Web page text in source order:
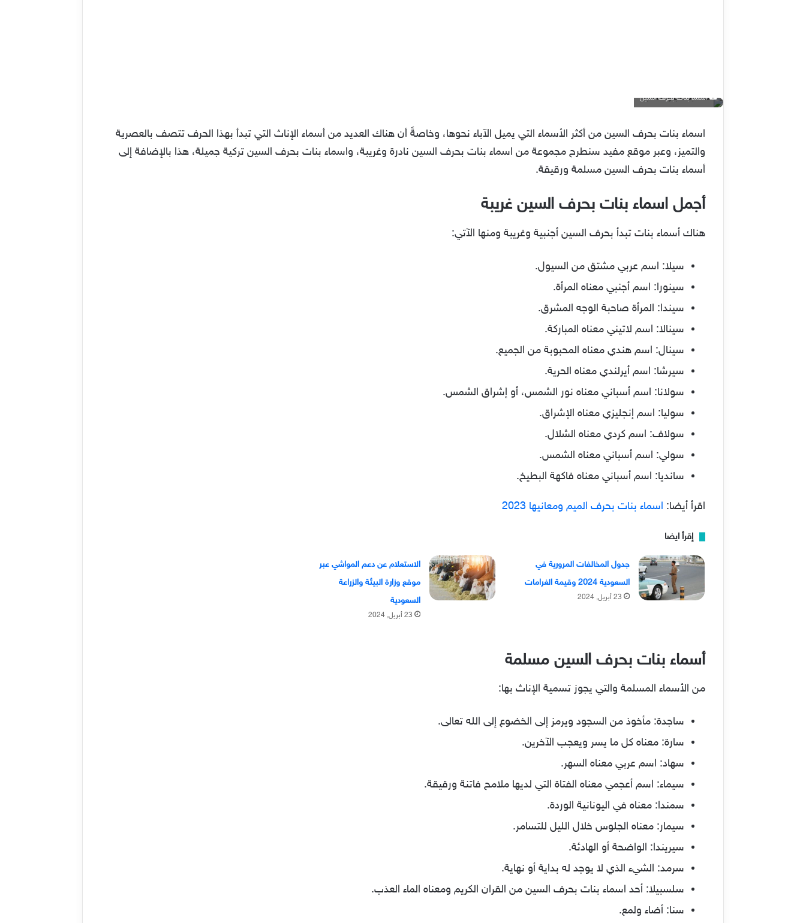
اسماء بنات بحرف السين
اسماء بنات بحرف السين من أكثر الأسماء التي يميل الآباء نحوها، وخاصةً أن هناك العديد من أسماء الإناث التي تبدأ بهذا الحرف تتصف بالعصرية
والتميز، وعبر موقع مفيد سنطرح مجموعة من اسماء بنات بحرف السين نادرة وغريبة، واسماء بنات بحرف السين تركية جميلة، هذا بالإضافة إلى
أسماء بنات بحرف السين مسلمة ورقيقة.
أجمل اسماء بنات بحرف السين غريبة
هناك أسماء بنات تبدأ بحرف السين أجنبية وغريبة ومنها الآتي:
سيلا: اسم عربي مشتق من السيول.
سينورا: اسم أجنبي معناه المرأة.
سيندا: المرأة صاحبة الوجه المشرق.
سينالا: اسم لاتيني معناه المباركة.
سينال: اسم هندي معناه المحبوبة من الجميع.
سيرشا: اسم أيرلندي معناه الحرية.
سولانا: اسم أسباني معناه نور الشمس، أو إشراق الشمس.
سوليا: اسم إنجليزي معناه الإشراق.
سولاف: اسم كردي معناه الشلال.
سولي: اسم أسباني معناه الشمس.
سانديا: اسم أسباني معناه فاكهة البطيخ.
اقرأ أيضا: اسماء بنات بحرف الميم ومعانيها 2023
إقرأ ايضا
جدول المخالفات المرورية في
السعودية 2024 وقيمة الغرامات
23 أبريل, 2024
الاستعلام عن دعم المواشي عبر
موقع وزارة البيئة والزراعة
السعودية
23 أبريل, 2024
أسماء بنات بحرف السين مسلمة
من الأسماء المسلمة والتي يجوز تسمية الإناث بها:
ساجدة: مأخوذ من السجود ويرمز إلى الخضوع إلى الله تعالى.
سارة: معناه كل ما يسر ويعجب الآخرين.
سهاد: اسم عربي معناه السهر.
سيماء: اسم أعجمي معناه الفتاة التي لديها ملامح فاتنة ورقيقة.
سمندا: معناه في اليونانية الوردة.
سيمار: معناه الجلوس خلال الليل للتسامر.
سيريندا: الواضحة أو الهادئة.
سرمد: الشيء الذي لا يوجد له بداية أو نهاية.
سلسبيلا: أحد اسماء بنات بحرف السين من القران الكريم ومعناه الماء العذب.
سنا: أضاء ولمع.